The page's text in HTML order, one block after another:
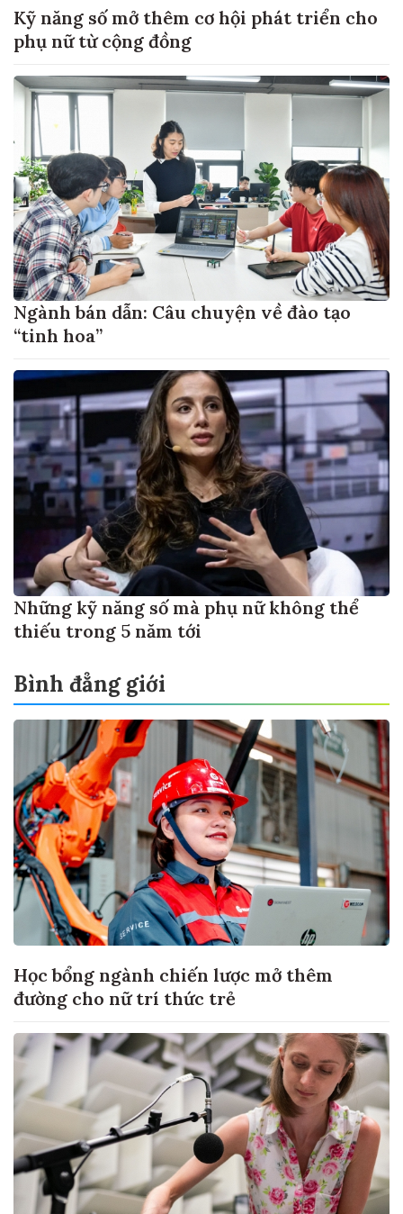
Kỹ năng số mở thêm cơ hội phát triển cho
phụ nữ từ cộng đồng
Ngành bán dẫn: Câu chuyện về đào tạo
“tinh hoa”
Những kỹ năng số mà phụ nữ không thể
thiếu trong 5 năm tới
Bình đẳng giới
Học bổng ngành chiến lược mở thêm
đường cho nữ trí thức trẻ